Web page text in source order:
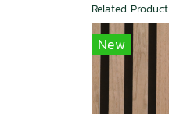
Related Product
New